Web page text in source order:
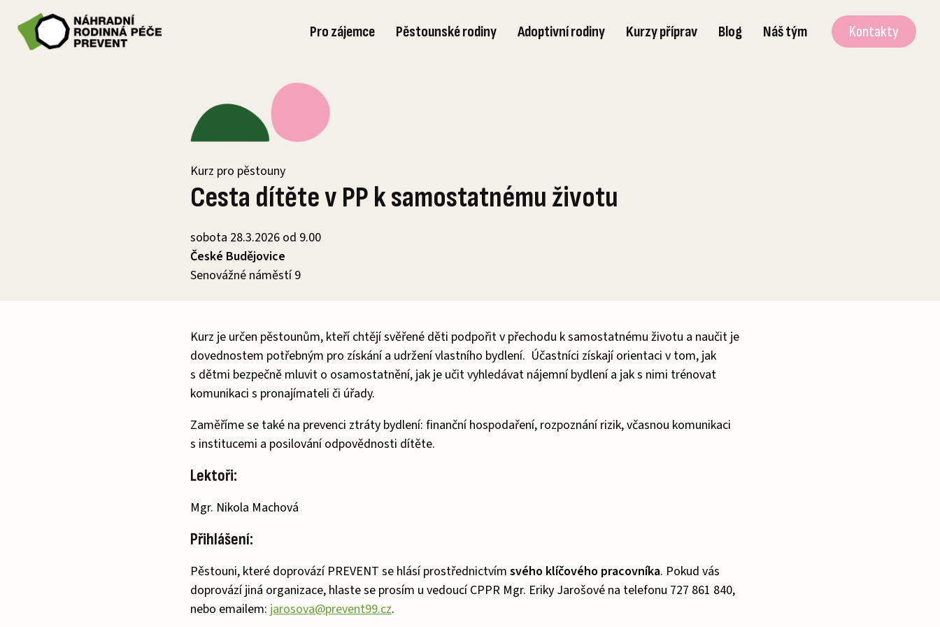
Přeskočit
obsah
Pro zájemce Pěstounské rodiny Adoptivní rodiny Kurzy příprav Blog Náš tým Kontakty
Kurz pro pěstouny
Cesta dítěte v PP k samostatnému životu
sobota 28.3.2026 od 9.00
České Budějovice
Senovážné náměstí 9
Kurz je určen pěstounům, kteří chtějí svěřené děti podpořit v přechodu k samostatnému životu a naučit je
dovednostem potřebným pro získání a udržení vlastního bydlení. Účastníci získají orientaci v tom, jak
s dětmi bezpečně mluvit o osamostatnění, jak je učit vyhledávat nájemní bydlení a jak s nimi trénovat
komunikaci s pronajímateli či úřady.
Zaměříme se také na prevenci ztráty bydlení: finanční hospodaření, rozpoznání rizik, včasnou komunikaci
s institucemi a posilování odpovědnosti dítěte.
Lektoři:
Mgr. Nikola Machová
Přihlášení:
Pěstouni, které doprovází PREVENT se hlásí prostřednictvím svého klíčového pracovníka. Pokud vás
doprovází jiná organizace, hlaste se prosím u vedoucí CPPR Mgr. Eriky Jarošové na telefonu 727 861 840,
nebo emailem: jarosova@prevent99.cz.